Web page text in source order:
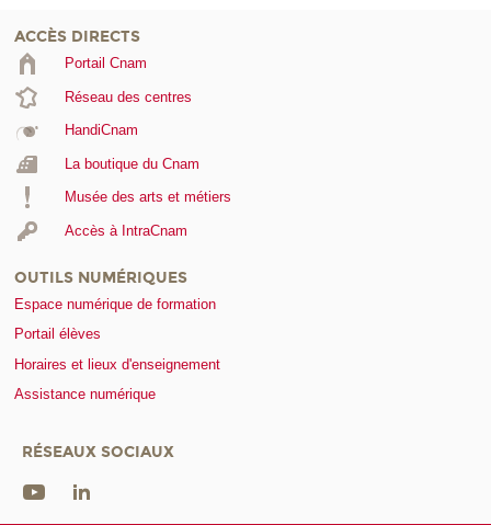
ACCÈS DIRECTS
Portail Cnam
Réseau des centres
HandiCnam
La boutique du Cnam
Musée des arts et métiers
Accès à IntraCnam
OUTILS NUMÉRIQUES
Espace numérique de formation
Portail élèves
Horaires et lieux d'enseignement
Assistance numérique
RÉSEAUX SOCIAUX